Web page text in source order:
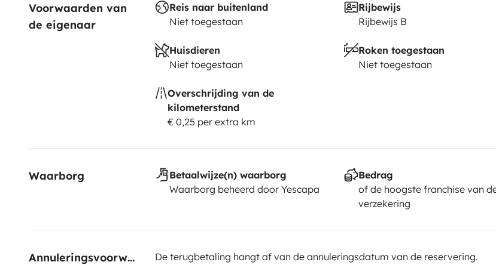
Voorwaarden van
de eigenaar
Reis naar buitenland
Niet toegestaan
Rijbewijs
Rijbewijs B
Huisdieren
Niet toegestaan
Roken toegestaan
Niet toegestaan
Overschrijding van de
kilometerstand
€ 0,25 per extra km
Waarborg
Betaalwijze(n) waarborg
Waarborg beheerd door Yescapa
Bedrag
of de hoogste franchise van
verzekering
Annuleringsvoorwaarden
De terugbetaling hangt af van de annuleringsdatum van de reservering.